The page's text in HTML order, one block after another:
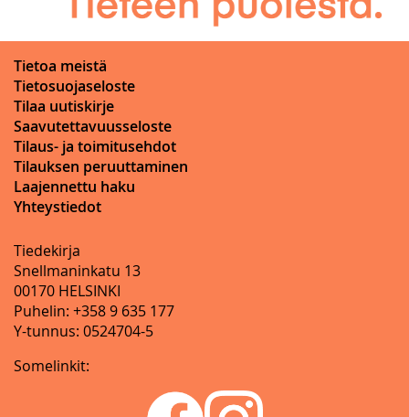
Tietoa meistä
Tietosuojaseloste
Tilaa uutiskirje
Saavutettavuusseloste
Tilaus- ja toimitusehdot
Tilauksen peruuttaminen
Laajennettu haku
Yhteystiedot
Tiedekirja
Snellmaninkatu 13
00170 HELSINKI
Puhelin: +358 9 635 177
Y-tunnus: 0524704-5
Somelinkit: